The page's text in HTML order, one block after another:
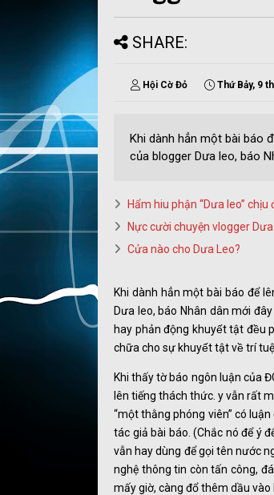
SHARE:
Hội Cờ Đỏ Thứ Bảy, 9
Khi dành hẳn một bài báo
của blogger Dưa leo, báo
Hẩm hiu phận “Dưa leo”
Nực cười chuyện vlogger
Cửa nào cho Dưa Leo?
Khi dành hẳn một bài báo để
Dưa leo, báo Nhân dân mới
hay phản động khuyết tật đều
chữa cho sự khuyết tật về trí
Khi thấy tờ báo ngôn luận của
lên tiếng thách thức. y vẫn rất
“một thằng phóng viên” có
tác giả bài báo. (Chắc nó để ý
vẫn hay dùng để gọi tên nước
nghệ thông tin còn tấn công,
mấy giờ, càng đổ thêm dầu